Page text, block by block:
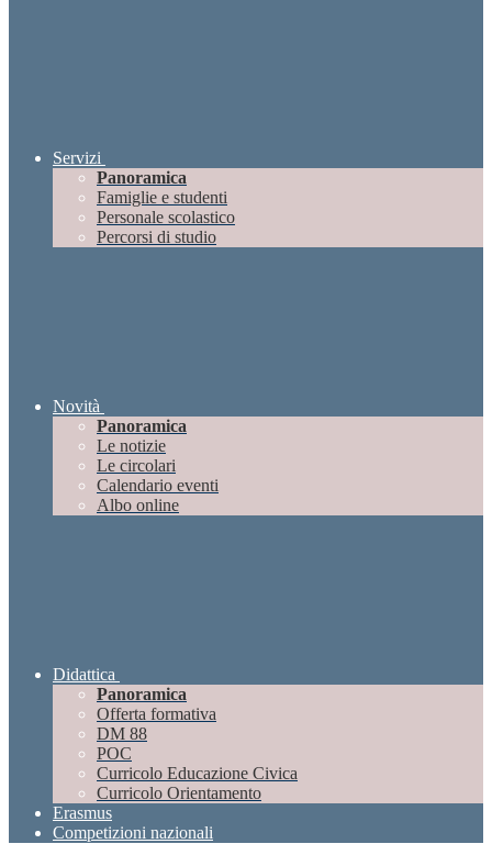
Servizi
Panoramica
Famiglie e studenti
Personale scolastico
Percorsi di studio
Novità
Panoramica
Le notizie
Le circolari
Calendario eventi
Albo online
Didattica
Panoramica
Offerta formativa
DM 88
POC
Curricolo Educazione Civica
Curricolo Orientamento
Erasmus
Competizioni nazionali